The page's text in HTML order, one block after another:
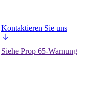
Kontaktieren Sie uns
Siehe Prop 65-Warnung